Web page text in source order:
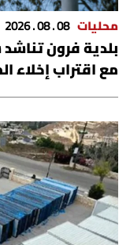
محليات 08 . 08 . 2026
بلدية فرون
مع اقتراب إخلاء